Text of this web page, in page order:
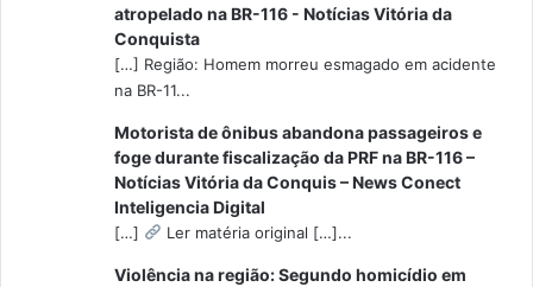
atropelado na BR-116 - Notícias Vitória da
Conquista
[…] Região: Homem morreu esmagado em acidente
na BR-11...
Motorista de ônibus abandona passageiros e
foge durante fiscalização da PRF na BR-116 –
Notícias Vitória da Conquis – News Conect
Inteligencia Digital
[…] Ler matéria original […]...
Violência na região: Segundo homicídio em